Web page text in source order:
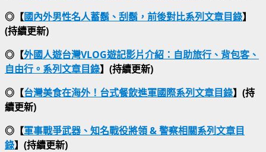
◎【國內外男性名人蓄鬍、刮鬍，前後對比系列文章目錄】
(持續更新)
◎【外國人遊台灣VLOG遊記影片介紹：自助旅行、背包客、
自由行。系列文章目錄】(持續更新)
◎【台灣美食在海外！台式餐飲進軍國際系列文章目錄】(持
續更新)
◎【軍事戰爭武器、知名戰役將領 & 警察相關系列文章目
錄】(持續更新)